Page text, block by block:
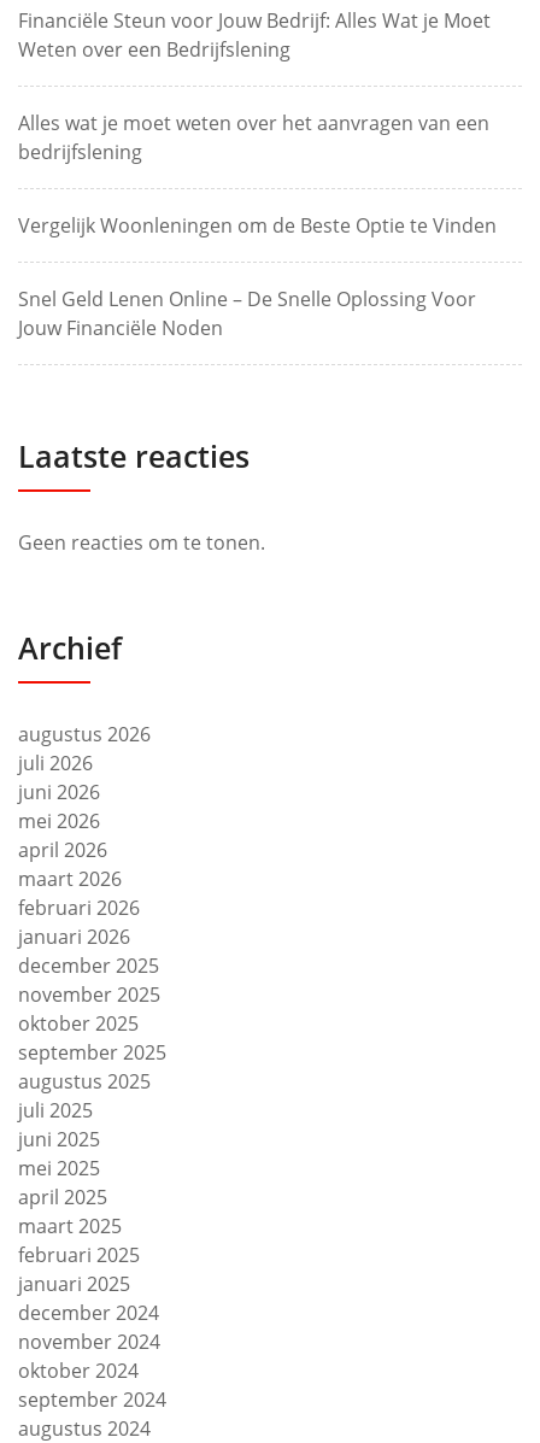
Financiële Steun voor Jouw Bedrijf: Alles Wat je Moet
Weten over een Bedrijfslening
Alles wat je moet weten over het aanvragen van een
bedrijfslening
Vergelijk Woonleningen om de Beste Optie te Vinden
Snel Geld Lenen Online – De Snelle Oplossing Voor
Jouw Financiële Noden
Laatste reacties
Geen reacties om te tonen.
Archief
augustus 2026
juli 2026
juni 2026
mei 2026
april 2026
maart 2026
februari 2026
januari 2026
december 2025
november 2025
oktober 2025
september 2025
augustus 2025
juli 2025
juni 2025
mei 2025
april 2025
maart 2025
februari 2025
januari 2025
december 2024
november 2024
oktober 2024
september 2024
augustus 2024